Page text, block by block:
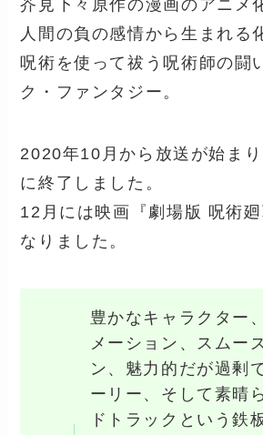
芥見下々原作の漫画のアニメ
人間の負の感情から生まれる
呪術を使って祓う呪術師の闘
ク・ファンタジー。
2020年10月から放送が始まり
に終了しました。
12月には映画『劇場版 呪術
なりました。
豊かなキャラクター
メーション、スムー
ン、魅力的だが過剰
ーリー、そして素晴
ドトラックという鉄